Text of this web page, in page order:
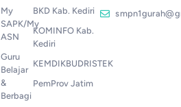
My
SAPK/My
ASN
Guru
Belajar
&
Berbagi
BKD Kab. Kediri
KOMINFO Kab.
Kediri
KEMDIKBUDRISTEK
PemProv Jatim